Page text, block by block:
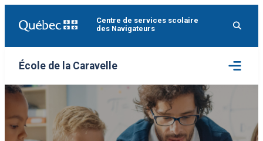
Centre de services scolaire
des Navigateurs
École de la Caravelle
Ouvrir
le
menu